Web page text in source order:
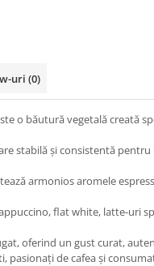
uri (0)
o băutură vegetală creată
stabilă și consistentă
armonios aromele
flat white, latte-uri
oferind un gust curat,
pasionați de cafea și